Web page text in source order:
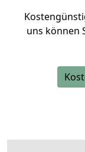
uns können